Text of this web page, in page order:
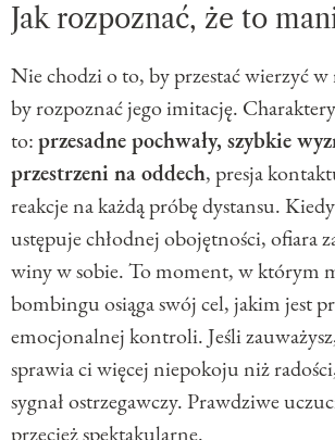
Jak rozpoznać, że to
Nie chodzi o to, by przestać wierzyć
by rozpoznać jego imitację.
to:przesadne pochwały, szybkie
przestrzeni na oddech, presja
reakcje na każdą próbę dystansu.
ustępuje chłodnej obojętności, ofiara
winy w sobie. To moment, w którym
bombingu osiąga swój cel, jakim jest
emocjonalnej kontroli. Jeśli
sprawia ci więcej niepokoju niż
sygnał ostrzegawczy. Prawdziwe
przecież spektakularne.